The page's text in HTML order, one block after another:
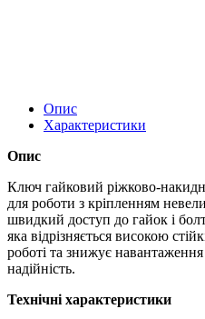
Опис
Характеристики
Опис
Ключ гайковий ріжково-
для роботи з кріпленням
швидкий доступ до гайок і
яка відрізняється високою
роботі та знижує
надійність.
Технічні характеристики